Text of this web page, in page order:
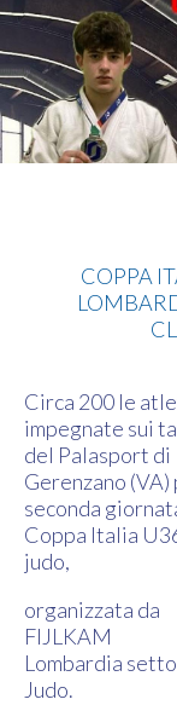
COPPA
Circa 200 le
impegnate sui
del Palasport di
Gerenzano (VA)
seconda
Coppa Italia
judo,
organizzata da
FIJLKAM
Lombardia
Judo.